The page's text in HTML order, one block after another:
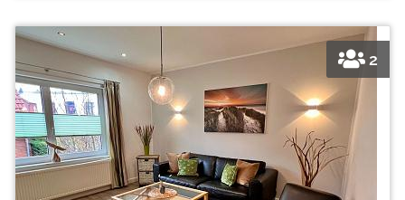
2